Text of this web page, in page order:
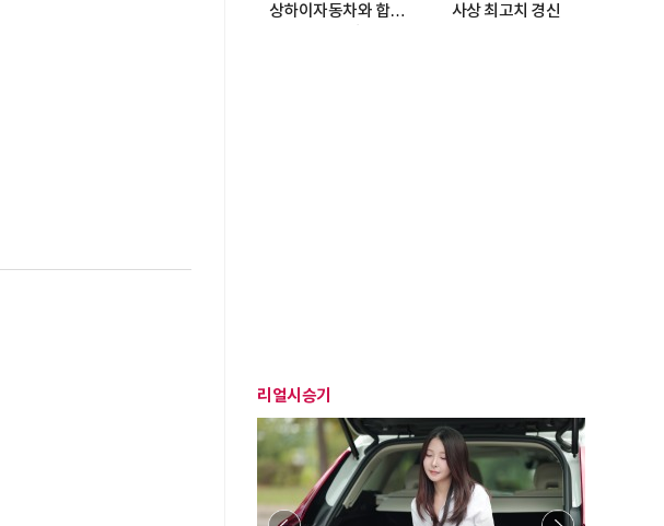
상하이자동차와 합작
사상 최고치 경신
리얼시승기